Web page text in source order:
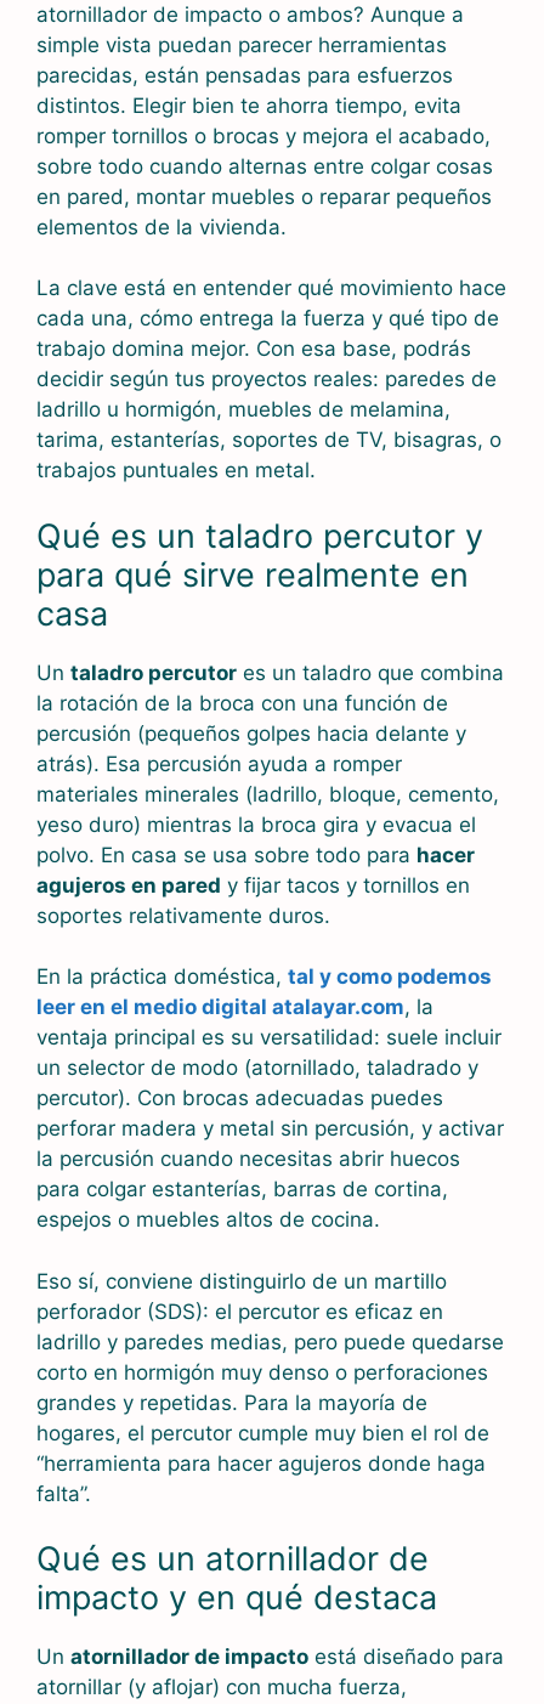
atornillador de impacto o ambos? Aunque a
simple vista puedan parecer herramientas
parecidas, están pensadas para esfuerzos
distintos. Elegir bien te ahorra tiempo, evita
romper tornillos o brocas y mejora el acabado,
sobre todo cuando alternas entre colgar cosas
en pared, montar muebles o reparar pequeños
elementos de la vivienda.
La clave está en entender qué movimiento hace
cada una, cómo entrega la fuerza y qué tipo de
trabajo domina mejor. Con esa base, podrás
decidir según tus proyectos reales: paredes de
ladrillo u hormigón, muebles de melamina,
tarima, estanterías, soportes de TV, bisagras, o
trabajos puntuales en metal.
Qué es un taladro percutor y
para qué sirve realmente en
casa
Un taladro percutor es un taladro que combina
la rotación de la broca con una función de
percusión (pequeños golpes hacia delante y
atrás). Esa percusión ayuda a romper
materiales minerales (ladrillo, bloque, cemento,
yeso duro) mientras la broca gira y evacua el
polvo. En casa se usa sobre todo para hacer
agujeros en pared y fijar tacos y tornillos en
soportes relativamente duros.
En la práctica doméstica, tal y como podemos
leer en el medio digital atalayar.com, la
ventaja principal es su versatilidad: suele incluir
un selector de modo (atornillado, taladrado y
percutor). Con brocas adecuadas puedes
perforar madera y metal sin percusión, y activar
la percusión cuando necesitas abrir huecos
para colgar estanterías, barras de cortina,
espejos o muebles altos de cocina.
Eso sí, conviene distinguirlo de un martillo
perforador (SDS): el percutor es eficaz en
ladrillo y paredes medias, pero puede quedarse
corto en hormigón muy denso o perforaciones
grandes y repetidas. Para la mayoría de
hogares, el percutor cumple muy bien el rol de
“herramienta para hacer agujeros donde haga
falta”.
Qué es un atornillador de
impacto y en qué destaca
Un atornillador de impacto está diseñado para
atornillar (y aflojar) con mucha fuerza,